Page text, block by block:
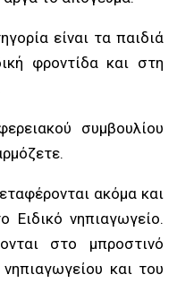
είναι τα παιδιά
φροντίδα και στη
συμβουλίου
ακόμα και
Ειδικό νηπιαγωγείο.
στο μπροστινό
και του